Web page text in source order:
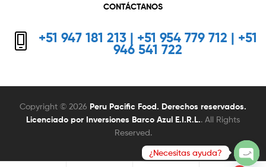
CONTÁCTANOS
+51 947 181 213 | +51 954 779 712 | +51
946 541 722
Copyright © 2026 Peru Pacific Food. Derechos reservados.
Licenciado por Inversiones Barco Azul E.I.R.L.. All Rights
Reserved.